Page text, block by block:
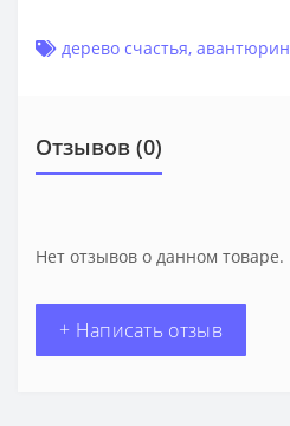
дерево счастья, авантюрин
Отзывов (0)
Нет отзывов о данном товаре.
+ Написать отзыв